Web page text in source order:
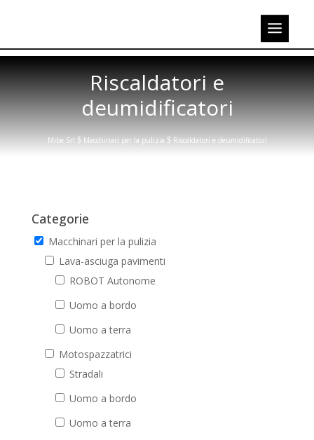
Riscaldatori e
deumidificatori
Mibe Srl $ Macchinari per la pulizia $ Riscaldatori e deumidificatori
Categorie
Macchinari per la pulizia
Lava-asciuga pavimenti
ROBOT Autonome
Uomo a bordo
Uomo a terra
Motospazzatrici
Stradali
Uomo a bordo
Uomo a terra